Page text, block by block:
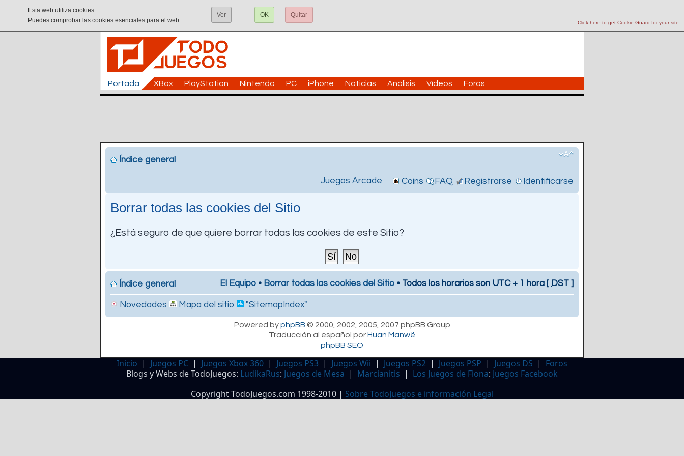
Click here to get Cookie Guard for your site
Esta web utiliza cookies.
Puedes comprobar las cookies esenciales para el web.
Ver OK Quitar
Portada XBox PlayStation Nintendo PC iPhone Noticias Análisis Vídeos Foros
Índice general
Juegos Arcade Coins FAQ Registrarse Identificarse
Borrar todas las cookies del Sitio
¿Está seguro de que quiere borrar todas las cookies de este Sitio?
Índice general El Equipo • Borrar todas las cookies del Sitio • Todos los horarios son UTC + 1 hora [ DST ]
Novedades Mapa del sitio "SitemapIndex"
Powered byphpBB © 2000, 2002, 2005, 2007 phpBB Group
Traducción al español porHuan Manwë
phpBB SEO
Inicio | Juegos PC | Juegos Xbox 360 | Juegos PS3 | Juegos Wii | Juegos PS2 | Juegos PSP | Juegos DS | Foros
Blogs y Webs de TodoJuegos: LudikaRus: Juegos de Mesa | Marcianitis | Los Juegos de Fiona: Juegos Facebook
Copyright TodoJuegos.com 1998-2010 | Sobre TodoJuegos e información Legal